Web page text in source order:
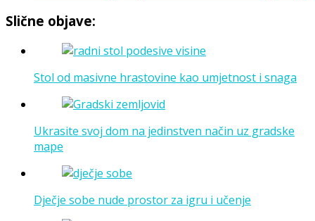
Slične objave:
Stol od masivne hrastovine kao umjetnost i snaga
Ukrasite svoj dom na jedinstven način uz gradske
mape
Dječje sobe nude prostor za igru i učenje